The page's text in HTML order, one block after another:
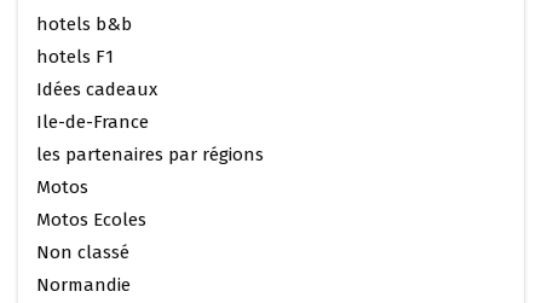
hotels b&b
hotels F1
Idées cadeaux
Ile-de-France
les partenaires par régions
Motos
Motos Ecoles
Non classé
Normandie